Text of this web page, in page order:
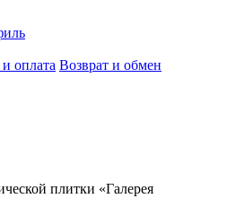
оплата Возврат и обмен
плитки «Галерея